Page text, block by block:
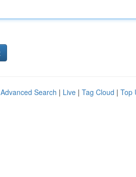
Advanced Search | Live | Tag Cloud | Top